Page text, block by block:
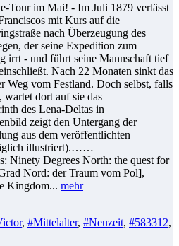
Tour im Mai! - Im Juli 1879 verlässt
mit Kurs auf die
nach Überzeugung des
der seine Expedition zum
irrt - und führt seine Mannschaft tief
Nach 22 Monaten sinkt das
Weg vom Festland. Doch selbst, falls
wartet dort auf sie das
des Lena-Deltas in
zeigt den Untergang der
aus dem veröffentlichten
illustriert).……
Ninety Degrees North: the quest for
Nord: der Traum vom Pol],
Kingdom... mehr
, #Mittelalter, #Neuzeit, #583312,